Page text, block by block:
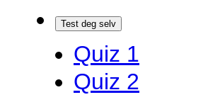
Test deg selv
Quiz 1
Quiz 2